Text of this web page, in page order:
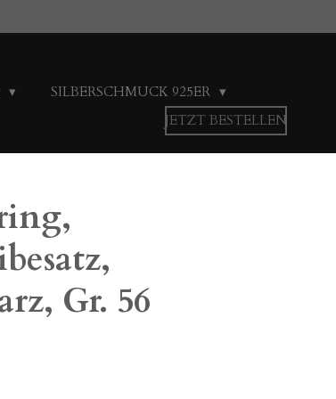
SILBERSCHMUCK 925ER
JETZT BESTELLEN
Gr. 56